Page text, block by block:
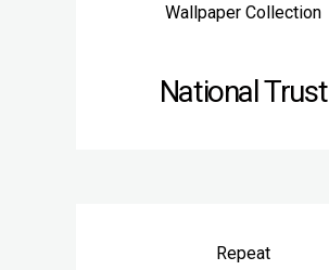
Wallpaper Collection
National Trust
Repeat